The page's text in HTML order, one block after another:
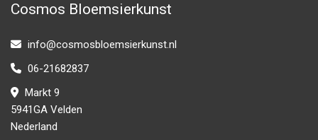
Cosmos Bloemsierkunst
info@cosmosbloemsierkunst.nl
06-21682837
Markt 9
5941GA Velden
Nederland